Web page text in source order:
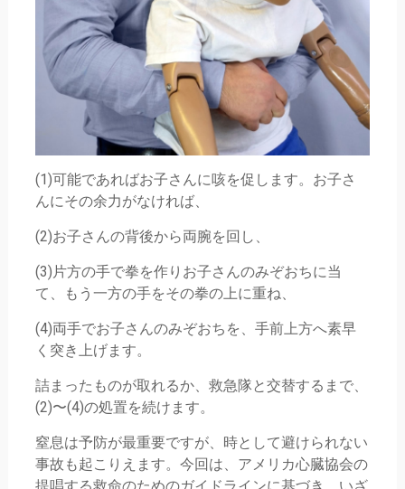
(1)可能であればお子さんに咳を促します。お子さ
んにその余力がなければ、
(2)お子さんの背後から両腕を回し、
(3)片方の手で拳を作りお子さんのみぞおちに当
て、もう一方の手をその拳の上に重ね、
(4)両手でお子さんのみぞおちを、手前上方へ素早
く突き上げます。
詰まったものが取れるか、救急隊と交替するまで、
(2)〜(4)の処置を続けます。
窒息は予防が最重要ですが、時として避けられない
事故も起こりえます。今回は、アメリカ心臓協会の